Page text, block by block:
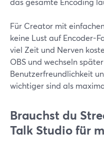
Für Creator mit
keine Lust auf Encoder-
viel Zeit und Nerven
OBS und wechseln
Benutzerfreundlichkeit
wichtiger sind als
Brauchst du
Talk Studio für